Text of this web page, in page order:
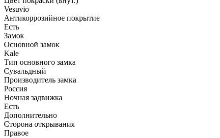
Vesuvio
Антикоррозийное покрытие
Есть
Замок
Основной замок
Kale
Тип основного замка
Сувальдный
Производитель замка
Россия
Ночная задвижка
Есть
Дополнительно
Сторона открывания
Правое